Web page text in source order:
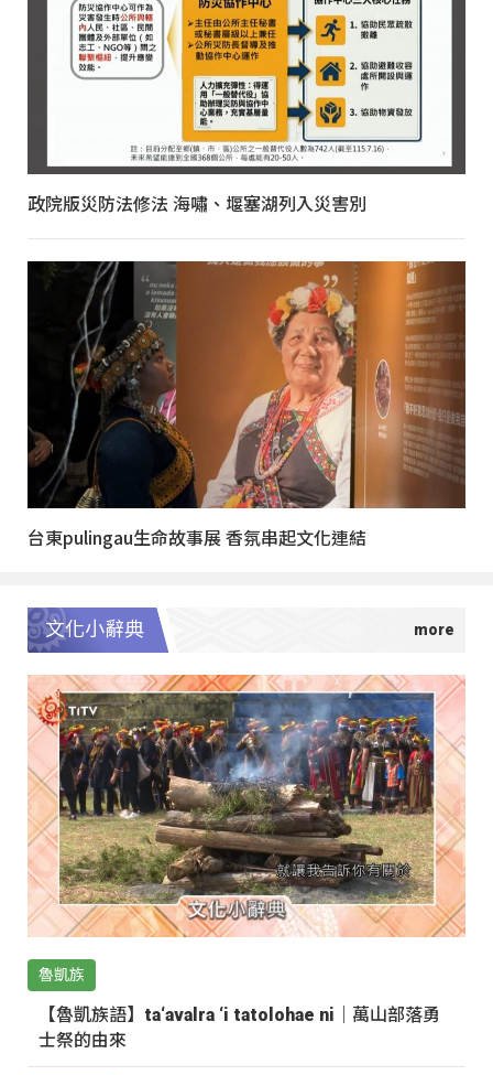
政院版災防法修法 海嘯、堰塞湖列入災害別
台東pulingau生命故事展 香氛串起文化連結
文化小辭典
魯凱族
【魯凱族語】ta‘avalra ‘i tatolohae ni｜萬山部落勇
士祭的由來